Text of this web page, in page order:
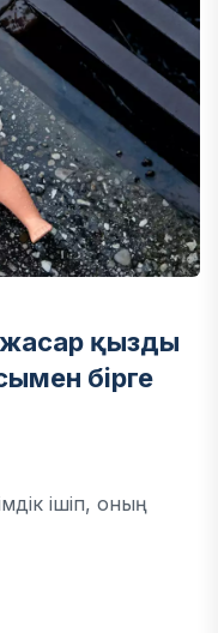
қызды
бірге
ішіп, оның